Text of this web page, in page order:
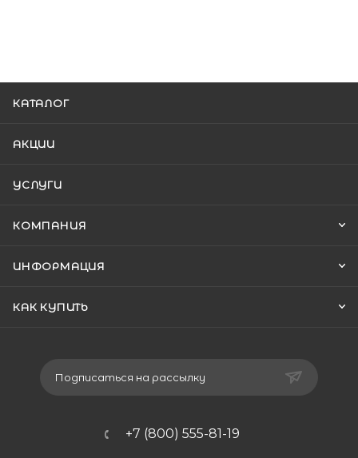
КАТАЛОГ
АКЦИИ
УСЛУГИ
КОМПАНИЯ
ИНФОРМАЦИЯ
КАК КУПИТЬ
Подписаться на рассылку
+7 (800) 555-81-19